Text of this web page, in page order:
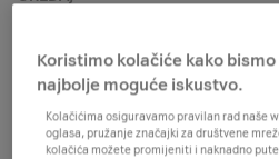
€odmah+ €/24mj
Želim uređaj platiti
Koristimo kolačiće kako
najbolje moguće iskustvo.
Kolačićima osiguravamo pravilan rad naše
oglasa, pružanje značajki za društvene
kolačića možete promijeniti i naknadno